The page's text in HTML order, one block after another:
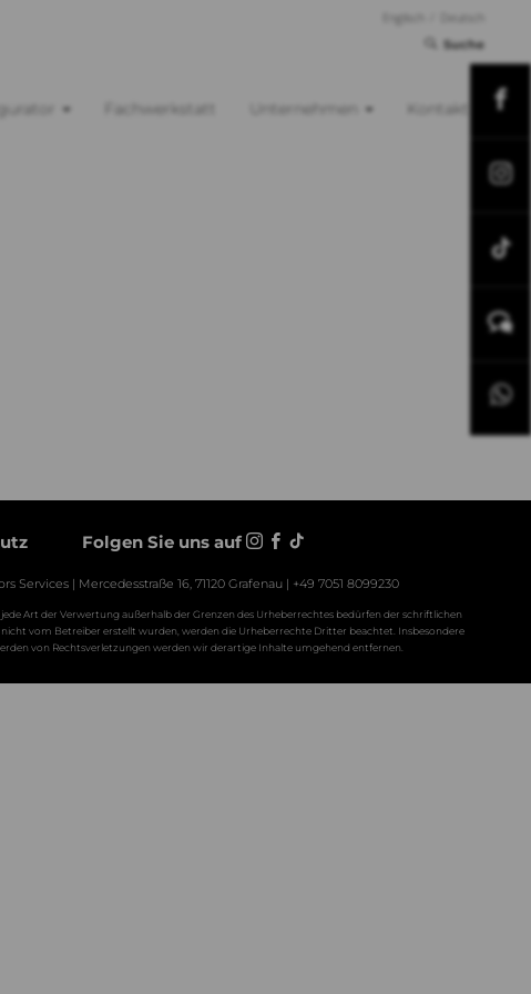
Englisch
Suche
Fachwerkstatt Unternehmen Kontakt
Folgen Sie uns auf
Services | Mercedesstraße 16, 71120 Grafenau | +49 7051 8099230
Art der Verwertung außerhalb der Grenzen des Urheberrechtes bedürfen der schriftlichen
vom Betreiber erstellt wurden, werden die Urheberrechte Dritter beachtet. Insbesondere
von Rechtsverletzungen werden wir derartige Inhalte umgehend entfernen.